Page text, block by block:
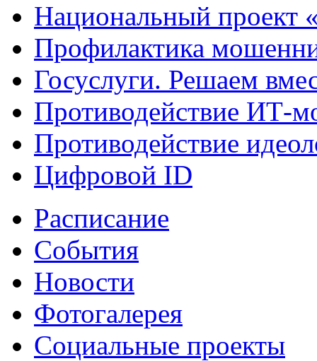
Национальный проект
Профилактика
Госуслуги. Решаем
Противодействие ИТ-
Противодействие
Цифровой ID
Расписание
События
Новости
Фотогалерея
Социальные проекты